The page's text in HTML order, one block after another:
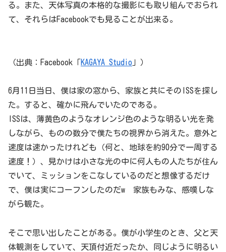
る。また、天体写真の本格的な撮影にも取り組んでおられ
て、それらはFacebookでも見ることが出来る。
（出典：Facebook「KAGAYA Studio 」）
6月11日当日、僕は家の窓から、家族と共にそのISSを探し
た。すると、確かに飛んでいたのである。
ISSは、薄黄色のようなオレンジ色のような明るい光を発
しながら、ものの数分で僕たちの視界から消えた。意外と
速度は速かったけれども（何と、地球を約90分で一周する
速度！）、見かけは小さな光の中に何人もの人たちが住ん
でいて、ミッションをこなしているのだと想像するだけ
で、僕は実にコーフンしたのだw 家族もみな、感嘆しな
がら観た。
そこで思い出したことがある。僕が小学生のとき、父と天
体観測をしていて、天頂付近だったか、同じように明るい